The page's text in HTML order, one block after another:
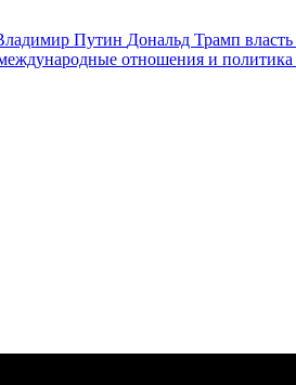
Путин Дональд Трамп власть
отношения и политика